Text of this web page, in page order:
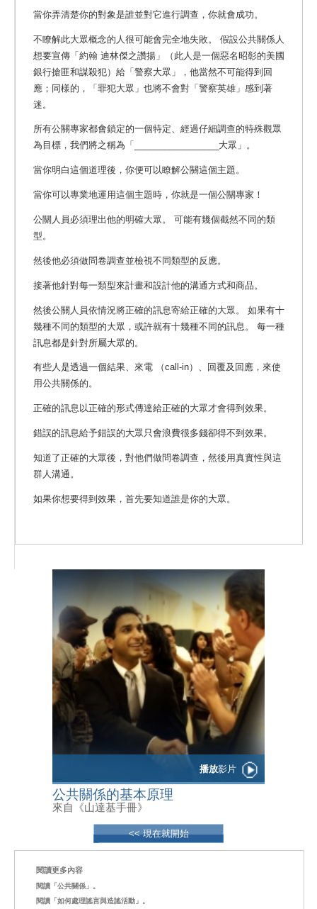
播放影片
公共關係的基本原理
來自《山達基手冊》
<< 現在就開始
當你弄清楚你的對象是誰並對它進行調查，你就會成功。
不瞭解此大眾概念的人很可能會完全地失敗。 假設公共關係人
想要宣傳「約翰 迪林傑之讚揚」（此人是一個惡名昭彰的美國
銀行搶匪和謀殺犯）給「警察大眾」，他當然不可能得到回
應；同樣的，「罪犯大眾」也將不會對「警察英雄」感到著
迷。
所有公關專家都會鎖定的一個特定、經過仔細調查的特殊觀眾
為目標，我們將之稱為「_________________大眾」。
當你明白這個道理後，你便可以瞭解公關這個主題。
當你可以專業地運用這個主題時，你就是一個公關專家！
公關人員必須理出他的明確大眾。 可能有幾個截然不同的類
型。
然後他必須做問卷調查並檢視不同類型的反應。
接著他針對每一類型來計畫和設計他的溝通方式和商品。
然後公關人員依情況將正確的訊息寄給正確的大眾。 如果有十
幾種不同的類型的大眾，或許就有十幾種不同的訊息。 每一種
訊息都是針對所屬大眾的。
有些人是透過一個結果、來電 （call-in）、回覆及回應，來使
用公共關係的。
正確的訊息以正確的形式傳達給正確的大眾才會得到效果。
錯誤的訊息給予錯誤的大眾只會浪費很多錢卻得不到效果。
知道了正確的大眾後，對他們做問卷調查，然後用真實性與這
群人溝通。
如果你想要得到效果，首先要知道誰是你的大眾。
閱讀更多內容
閱讀「公共關係」。
閱讀「如何處理謠言與造謠活動」。